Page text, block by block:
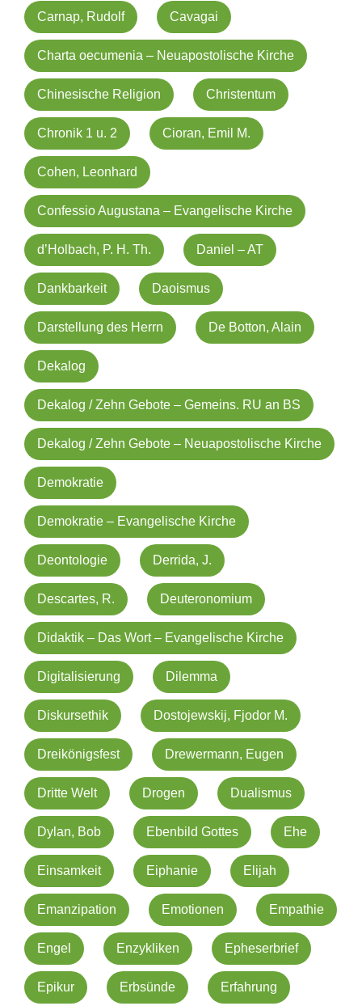
Carnap, Rudolf Cavagai
Charta oecumenia – Neuapostolische Kirche
Chinesische Religion Christentum
Chronik 1 u. 2 Cioran, Emil M.
Cohen, Leonhard
Confessio Augustana – Evangelische Kirche
d’Holbach, P. H. Th. Daniel – AT
Dankbarkeit Daoismus
Darstellung des Herrn De Botton, Alain
Dekalog
Dekalog / Zehn Gebote – Gemeins. RU an BS
Dekalog / Zehn Gebote – Neuapostolische Kirche
Demokratie
Demokratie – Evangelische Kirche
Deontologie Derrida, J.
Descartes, R. Deuteronomium
Didaktik – Das Wort – Evangelische Kirche
Digitalisierung Dilemma
Diskursethik Dostojewskij, Fjodor M.
Dreikönigsfest Drewermann, Eugen
Dritte Welt Drogen Dualismus
Dylan, Bob Ebenbild Gottes Ehe
Einsamkeit Eiphanie Elijah
Emanzipation Emotionen Empathie
Engel Enzykliken Epheserbrief
Epikur Erbsünde Erfahrung